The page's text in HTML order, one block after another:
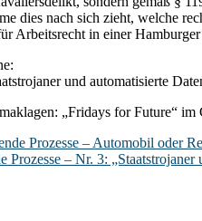
dies nach sich zieht, welche
Arbeitsrecht in einer
und automatisierte
„Fridays for Future“ im
Prozesse – Automobil oder
Prozesse – Nr. 3: „Staatstrojaner